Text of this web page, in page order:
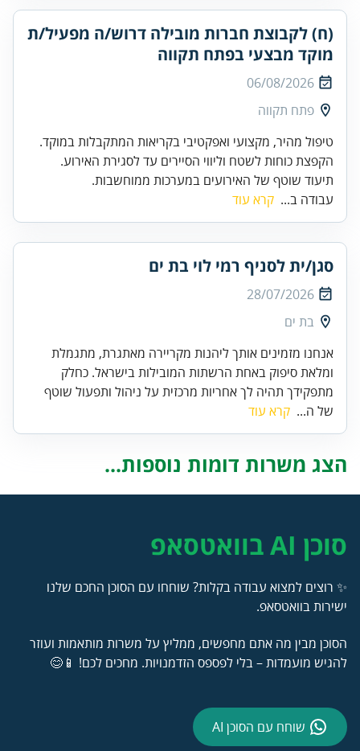
(ח) לקבוצת חברות מובילה דרוש/ה מפעיל/ת
מוקד מבצעי בפתח תקווה
06/08/2026
פתח תקווה
תיעוד שוטף של האירועים במערכות ממוחשבות.
עבודה ב... קרא עוד
סגן/ית לסניף רמי לוי בת ים
28/07/2026
בת ים
אנחנו מזמינים אותך ליהנות מקריירה מאתגרת, מתגמלת
ומלאת סיפוק באחת הרשתות המובילות בישראל. כחלק
מתפקידך תהיה לך אחריות מרכזית על ניהול ותפעול שוטף
של ה... קרא עוד
הצג משרות דומות נוספות...
סוכן AI בוואטסאפ
✨ רוצים למצוא עבודה בקלות? שוחחו עם הסוכן החכם שלנו
ישירות בוואטסאפ.
הסוכן מבין מה אתם מחפשים, ממליץ על משרות מותאמות ועוזר
להגיש מועמדות – בלי לפספס הזדמנויות. מחכים לכם! 📱😊
שוחח עם הסוכן AI